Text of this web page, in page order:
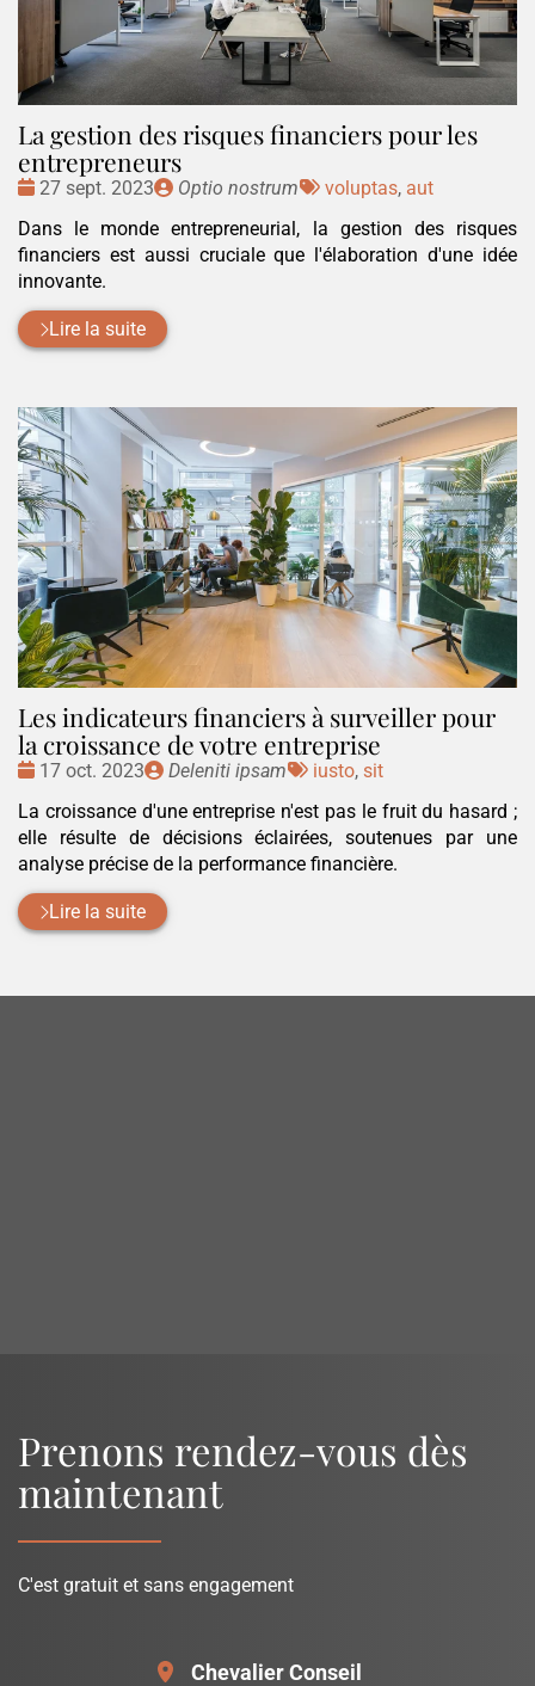
La gestion des risques financiers pour les
entrepreneurs
Date
27 sept. 2023
Publié
Optio nostrum
Tags
voluptas, aut
Dans le monde entrepreneurial, la gestion des risques
financiers est aussi cruciale que l'élaboration d'une idée
innovante.
Lire la suite
Les indicateurs financiers à surveiller pour
la croissance de votre entreprise
Date
17 oct. 2023
Publié
Deleniti ipsam
Tags
iusto, sit
La croissance d'une entreprise n'est pas le fruit du hasard ;
elle résulte de décisions éclairées, soutenues par une
analyse précise de la performance financière.
Lire la suite
Prenons rendez-vous dès
maintenant
C'est gratuit et sans engagement
Chevalier Conseil